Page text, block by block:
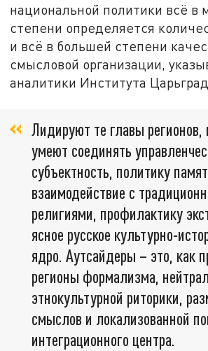
национальной политики всё в
степени определяется
и всё в большей степени
смысловой организации,
аналитики Института
Лидируют те главы регионов,
умеют соединять
субъектность, политику
взаимодействие с
религиями, профилактику
ясное русское культурно-
ядро. Аутсайдеры – это, как
регионы формализма,
этнокультурной риторики,
смыслов и локализованной
интеграционного центра.